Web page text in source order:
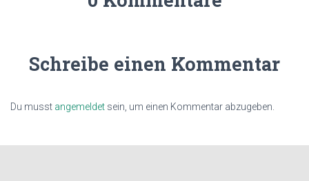
Schreibe einen Kommentar
Du musst angemeldet sein, um einen Kommentar abzugeben.